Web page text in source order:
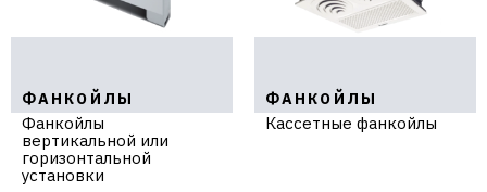
ФАНКОЙЛЫ
Фанкойлы
вертикальной или
горизонтальной
установки
ФАНКОЙЛЫ
Кассетные фанкойлы